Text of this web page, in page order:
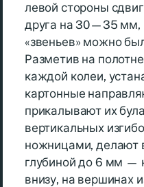
левой стороны
друга на 30—35 мм,
«звеньев» можно
Разметив на
каждой колеи,
картонные
прикалывают их
вертикальных
ножницами, делают
глубиной до 6 мм —
внизу, на вершинах